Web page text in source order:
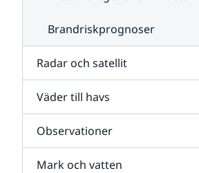
Brandriskprognoser
Radar och satellit
Väder till havs
Observationer
Mark och vatten